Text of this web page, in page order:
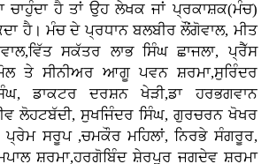
ਚਾਹੁੰਦਾ ਹੈ ਤਾਂ ਉਹ ਲੇਖਕ ਜਾਂ ਪ੍ਰਕਾਸ਼ਕ(ਮੰਚ)
ਹੈ। ਮੰਚ ਦੇ ਪ੍ਰਧਾਨ ਬਲਬੀਰ ਲੌਂਗੋਵਾਲ, ਮੀਤ
ਸਕੱਤਰ ਲਾਭ ਸਿੰਘ ਛਾਜਲਾ, ਪ੍ਰੈੱਸ
ਤੇ ਸੀਨੀਅਰ ਆਗੂ ਪਵਨ ਸ਼ਰਮਾ,ਸੁਰਿੰਦਰ
ਡਾਕਟਰ ਦਰਸ਼ਨ ਖੇੜੀ,ਡਾ ਹਰਭਗਵਾਨ
ਲੋਹਟਬੱਦੀ, ਸੁਖਜਿੰਦਰ ਸਿੰਘ, ਗੁਰਚਰਨ ਖੋਖਰ
ਸਰੂਪ ,ਚਮਕੌਰ ਮਹਿਲਾਂ, ਨਿਰਭੇ ਸੰਗਰੂਰ,
ਸ਼ਰਮਾ,ਹਰਗੋਬਿੰਦ ਸ਼ੇਰਪੁਰ ਜਗਦੇਵ ਸ਼ਰਮਾ